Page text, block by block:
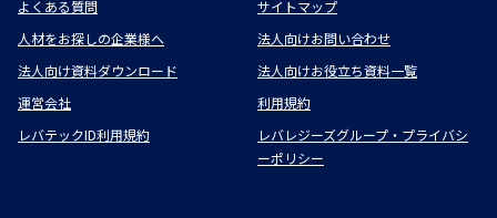
よくある質問
サイトマップ
人材をお探しの企業様へ
法人向けお問い合わせ
法人向け資料ダウンロード
法人向けお役立ち資料一覧
運営会社
利用規約
レバテックID利用規約
レバレジーズグループ・プライバシ
ーポリシー